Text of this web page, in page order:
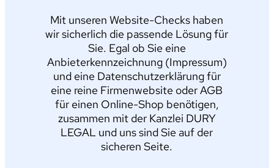
Mit unseren Website-Checks haben
wir sicherlich die passende Lösung für
Sie. Egal ob Sie eine
Anbieterkennzeichnung (Impressum)
und eine Datenschutzerklärung für
eine reine Firmenwebsite oder AGB
für einen Online-Shop benötigen,
zusammen mit der Kanzlei DURY
LEGAL und uns sind Sie auf der
sicheren Seite.